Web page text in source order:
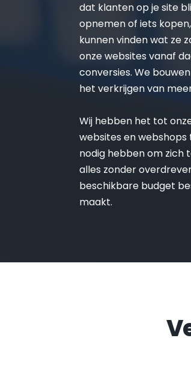
dat klanten op je site
opnemen of iets
kunnen vinden wat ze
onze websites vanaf
conversies. We
het verkrijgen van
Wij hebben het tot
websites en
nodig hebben om zich
alles zonder
beschikbare budget
maakt.